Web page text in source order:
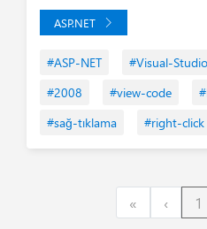
ASP.NET
#ASP-NET #Visual-Studio
#2008
#view-code
#sağ-tıklama
#right-click
«First ‹ 1